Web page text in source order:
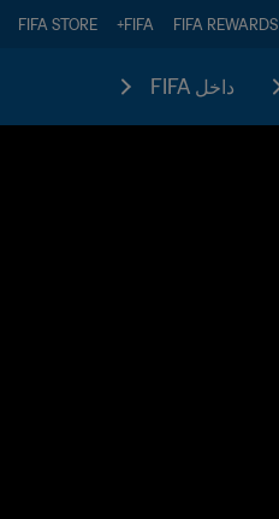
FIFA REWARDS
FIFA+
FIFA STORE
داخل FIFA